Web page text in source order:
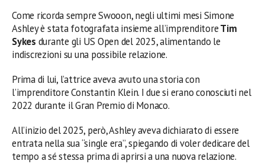
Come ricorda sempre Swooon, negli ultimi mesi Simone
Ashley è stata fotografata insieme all’imprenditoreTim
Sykes durante gli US Open del 2025, alimentando le
indiscrezioni su una possibile relazione.
Prima di lui, l’attrice aveva avuto una storia con
l’imprenditore Constantin Klein. I due si erano conosciuti nel
2022 durante il Gran Premio di Monaco.
All’inizio del 2025, però, Ashley aveva dichiarato di essere
entrata nella sua “single era”, spiegando di voler dedicare del
tempo a sé stessa prima di aprirsi a una nuova relazione.